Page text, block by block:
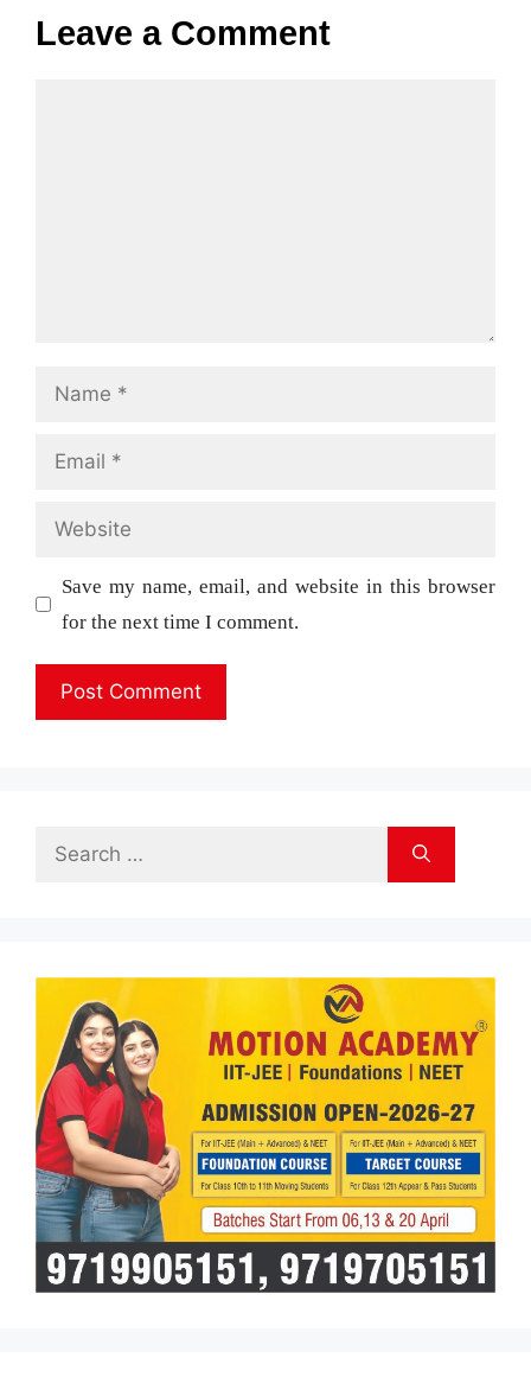
Leave a Comment
Name
Email
Website
Save my name, email, and website in this browser
for the next time I comment.
Search